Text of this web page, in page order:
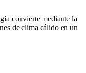
convierte mediante la
de clima cálido en un